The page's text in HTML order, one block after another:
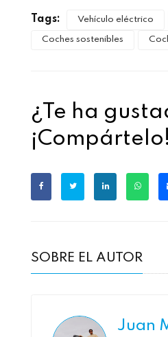
Tags: Vehículo eléctrico
Coches sostenibles
¿Te ha
¡Compártelo!
SOBRE EL AUTOR
Juan